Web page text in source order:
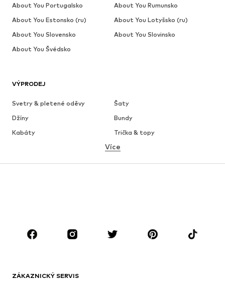
VÝPRODEJ
Svetry & pletené oděvy
Šaty
Džíny
Bundy
Kabáty
Trička & topy
Spodní prádlo
Sukně
Halenky & tuniky
Doplňky
Premium
Nové
Více
ZÁKAZNICKÝ SERVIS
About You Portugalsko
About You Rumunsko
About You Estonsko (ru)
About You Lotyšsko (ru)
About You Slovensko
About You Slovinsko
About You Švédsko